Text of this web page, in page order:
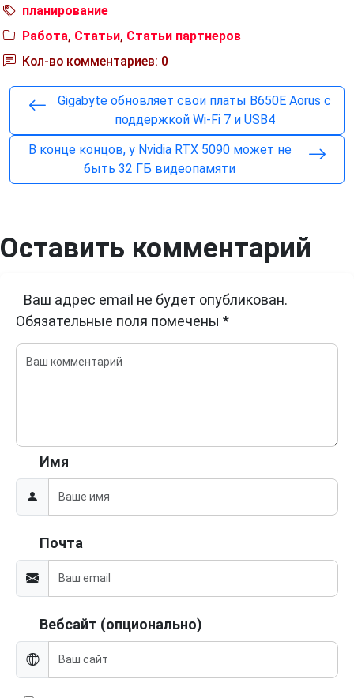
планирование
Работа, Статьи, Статьи партнеров
Кол-во комментариев: 0
Gigabyte обновляет свои платы B650E Aorus с
поддержкой Wi-Fi 7 и USB4
В конце концов, у Nvidia RTX 5090 может не
быть 32 ГБ видеопамяти
Оставить комментарий
Ваш адрес email не будет опубликован.
Обязательные поля помечены *
Имя
Почта
Вебсайт (опционально)